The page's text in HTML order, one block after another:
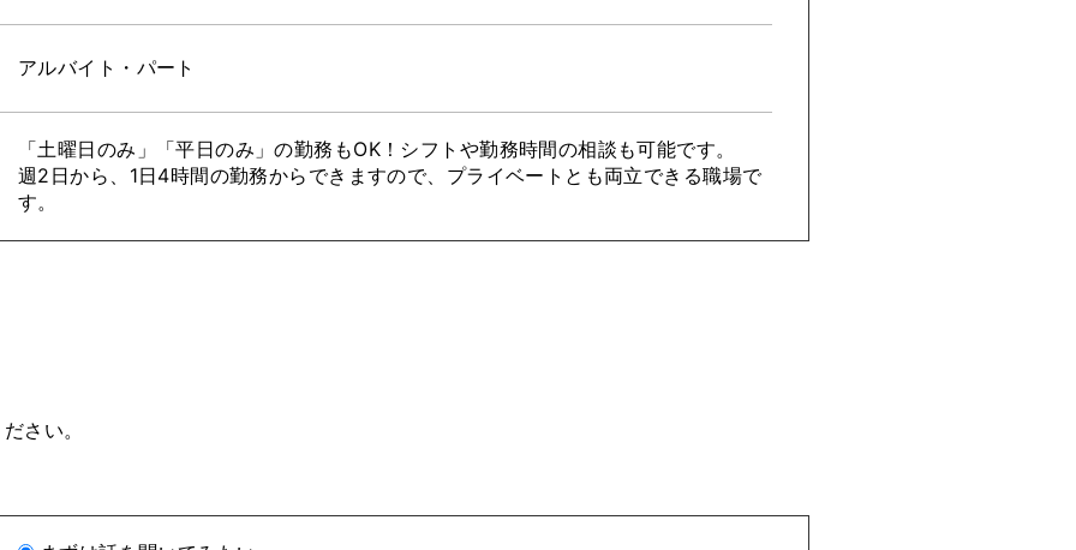
アルバイト・パート
「土曜日のみ」「平日のみ」の勤務もOK！シフトや勤務時間の相談も可能です。
週2日から、1日4時間の勤務からできますので、プライベートとも両立できる職場で
す。
さい。